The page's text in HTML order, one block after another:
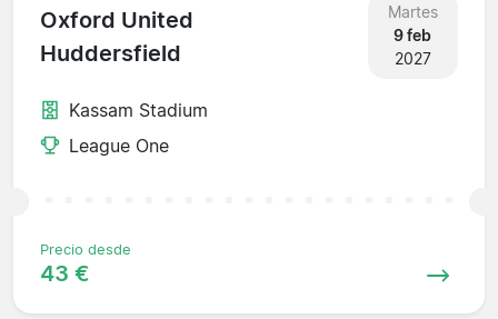
Oxford United
Huddersfield
Martes
9 feb
2027
Kassam Stadium
League One
Precio desde
43 €